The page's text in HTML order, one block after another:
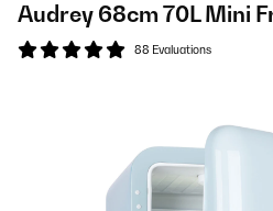
Audrey 68cm 70L Mini
88 Evaluations